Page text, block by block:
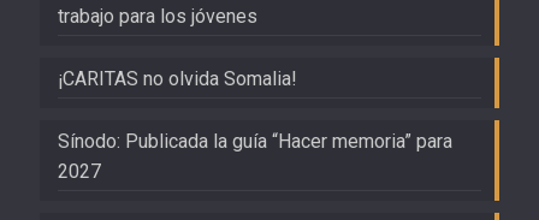
trabajo para los jóvenes
¡CARITAS no olvida Somalia!
Sínodo: Publicada la guía “Hacer memoria” para
2027